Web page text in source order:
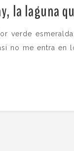
la laguna
verde
no me entra